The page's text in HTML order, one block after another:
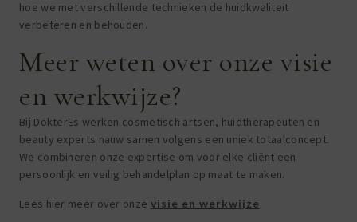
hoe we met verschillende technieken de huidkwaliteit
verbeteren en behouden.
Meer weten over onze visie
en werkwijze?
Bij DokterEs werken cosmetisch artsen, huidtherapeuten en
beauty experts nauw samen volgens een uniek totaalconcept.
We combineren onze expertise om voor elke cliënt een
persoonlijk en veilig behandelplan op maat te maken.
Lees hier meer over onze visie en werkwijze.